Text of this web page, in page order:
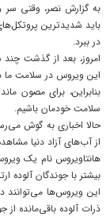
به گزارش نصر، وقتی سر
باید شدیدترین
در ببرد.‌
امروز، بعد از گذشت
این ویروس در سلامت
بنابراین، برای مصون
سلامت خودمان باشیم.
حالا اخباری به گوش
از آب‌های آزاد دنیا
هانتاویروس نام یک
بیشتر با جوندگان آلوده
این ویروس‌ها می‌توانند
ذرات آلوده باقی‌مانده